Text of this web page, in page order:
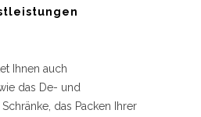
Ihnen auch
das De- und
das Packen Ihrer